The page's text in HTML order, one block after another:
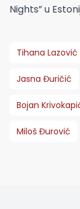
Nights” u
Tihana Lazović
Jasna Đuričić
Bojan
Miloš Đurović